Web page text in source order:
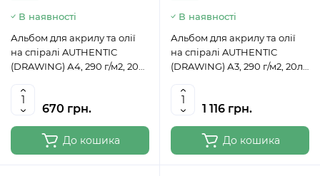
В наявності
Альбом для акрилу та олії
на спіралі AUTHENTIC
(DRAWING) А4, 290 г/м2, 20л,
670 грн.
До кошика
В наявності
Альбом для акрилу та олії
на спіралі AUTHENTIC
(DRAWING) А3, 290 г/м2, 20л,
1 116 грн.
До кошика